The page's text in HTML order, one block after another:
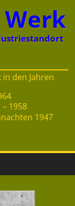
in den Jahren
1958
1947